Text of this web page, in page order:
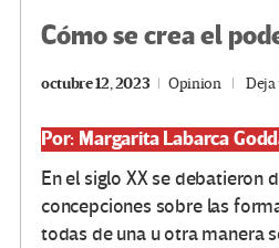
Cómo se crea el
octubre 12, 2023 Opinion Deja
Por: Margarita Labarca
En el siglo XX se debatieron
concepciones sobre las
todas de una u otra manera